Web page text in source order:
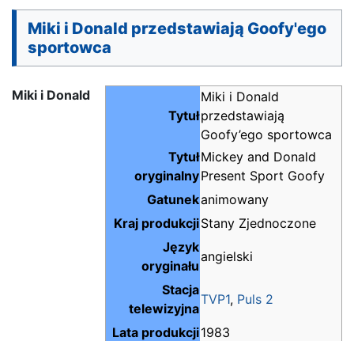
Miki i Donald przedstawiają Goofy'ego
sportowca
Tytuł
Miki i Donald
przedstawiają
Goofy’ego sportowca
Tytuł
oryginalny
Mickey and Donald
Present Sport Goofy
Gatunekanimowany
Kraj produkcjiStany Zjednoczone
Język
oryginału
angielski
Stacja
telewizyjna
TVP1, Puls 2
Lata produkcji1983
Miki i Donald